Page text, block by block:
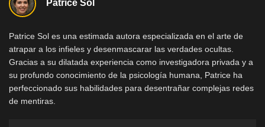
Patrice Sol
Patrice Sol es una estimada autora especializada en el arte de
atrapar a los infieles y desenmascarar las verdades ocultas.
Gracias a su dilatada experiencia como investigadora privada y a
su profundo conocimiento de la psicología humana, Patrice ha
perfeccionado sus habilidades para desentrañar complejas redes
de mentiras.